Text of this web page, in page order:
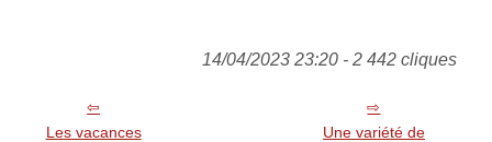
14/04/2023 23:20 - 2 442 cliques
Les vacances
Une variété de